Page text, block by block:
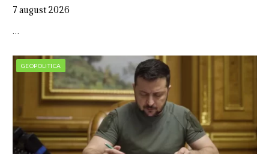
7 august 2026
…
GEOPOLITICA